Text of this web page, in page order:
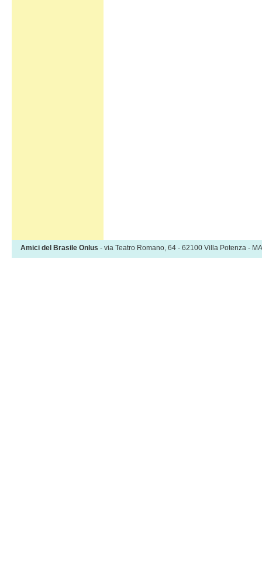
Amici del Brasile Onlus - via Teatro Romano, 64 - 62100 Villa Potenza -